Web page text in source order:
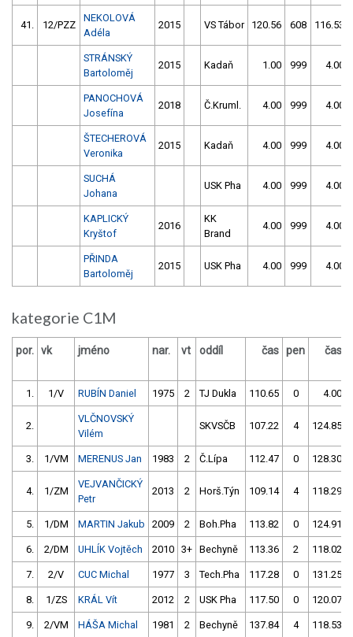
41. 12/PZZ
NEKOLOVÁ
Adéla
2015 VS Tábor 120.56 608 116.53
STRÁNSKÝ
Bartoloměj
2015 Kadaň 1.00 999 4.00
PANOCHOVÁ
Josefína
2018 Č.Kruml. 4.00 999 4.00
ŠTECHEROVÁ
Veronika
2015 Kadaň 4.00 999 4.00
SUCHÁ
Johana
USK Pha 4.00 999 4.00
KAPLICKÝ
Kryštof
2016
KK
Brand
4.00 999 4.00
PŘINDA
Bartoloměj
2015 USK Pha 4.00 999 4.00
kategorie C1M
por. vk jméno nar. vt oddíl čas pen čas
1. 1/V RUBÍN Daniel 1975 2 TJ Dukla 110.65 0 4.00
2.
VLČNOVSKÝ
Vilém
SKVSČB 107.22 4 124.85
3. 1/VM MERENUS Jan 1983 2 Č.Lípa 112.47 0 128.30
4. 1/ZM
VEJVANČICKÝ
Petr
2013 2 Horš.Týn 109.14 4 118.29
5. 1/DM MARTIN Jakub 2009 2 Boh.Pha 113.82 0 124.91
6. 2/DM UHLÍK Vojtěch 2010 3+ Bechyně 113.36 2 118.02
7. 2/V CUC Michal 1977 3 Tech.Pha 117.28 0 131.25
8. 1/ZS KRÁL Vít 2012 2 USK Pha 117.50 0 120.07
9. 2/VM HÁŠA Michal 1981 2 Bechyně 137.84 4 118.53